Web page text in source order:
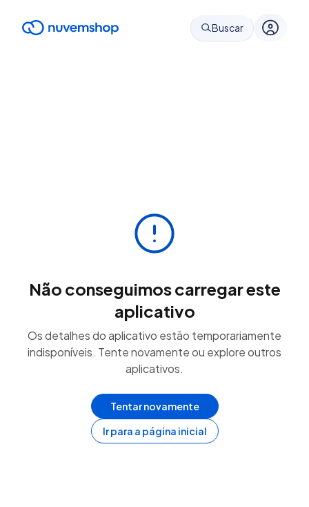
Buscar
Não conseguimos carregar este
aplicativo
Os detalhes do aplicativo estão temporariamente
indisponíveis. Tente novamente ou explore outros
aplicativos.
Tentar novamente
Ir para a página inicial